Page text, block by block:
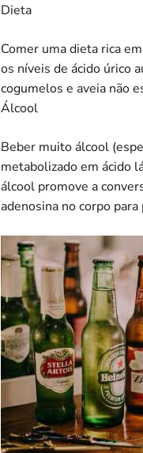
Dieta
Comer uma dieta rica
os níveis de ácido úrico
cogumelos e aveia não
Álcool
Beber muito álcool
metabolizado em ácido
álcool promove a
adenosina no corpo